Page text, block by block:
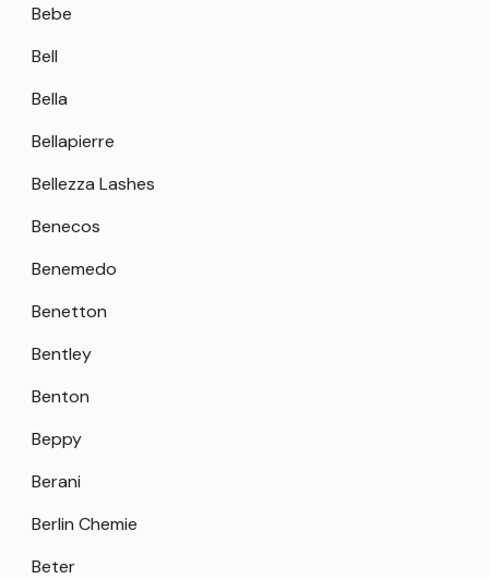
Bebe
Bell
Bella
Bellapierre
Bellezza Lashes
Benecos
Benemedo
Benetton
Bentley
Benton
Beppy
Berani
Berlin Chemie
Beter